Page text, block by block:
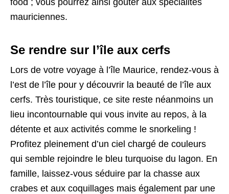
food ; vous pourrez ainsi goûter aux spécialités
mauriciennes.
Se rendre sur l’île aux cerfs
Lors de votre voyage à l’île Maurice, rendez-vous à
l’est de l’île pour y découvrir la beauté de l’île aux
cerfs. Très touristique, ce site reste néanmoins un
lieu incontournable qui vous invite au repos, à la
détente et aux activités comme le snorkeling !
Profitez pleinement d’un ciel chargé de couleurs
qui semble rejoindre le bleu turquoise du lagon. En
famille, laissez-vous séduire par la chasse aux
crabes et aux coquillages mais également par une